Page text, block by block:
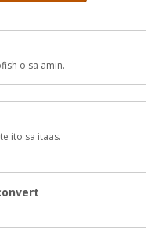
o sa amin.
ito sa itaas.